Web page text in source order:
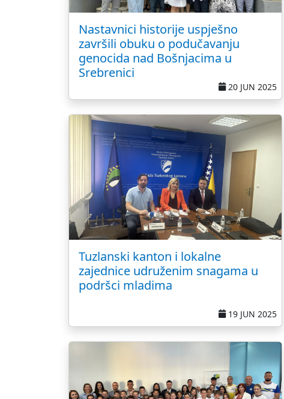
Nastavnici historije uspješno
završili obuku o podučavanju
genocida nad Bošnjacima u
Srebrenici
20 JUN 2025
Tuzlanski kanton i lokalne
zajednice udruženim snagama u
podršci mladima
19 JUN 2025